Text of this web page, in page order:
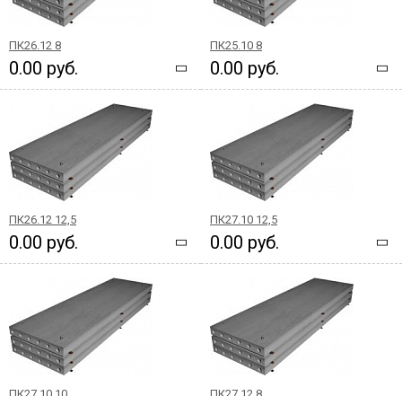
ПК26.12 8
0.00 руб.
ПК25.10 8
0.00 руб.
ПК26.12 12,5
0.00 руб.
ПК27.10 12,5
0.00 руб.